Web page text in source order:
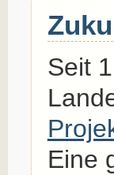
Seit
Eine